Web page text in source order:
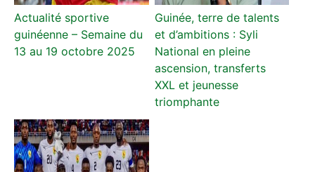
Actualité sportive
guinéenne – Semaine du
13 au 19 octobre 2025
Guinée, terre de talents
et d’ambitions : Syli
National en pleine
ascension, transferts
XXL et jeunesse
triomphante